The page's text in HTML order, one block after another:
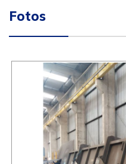
Fotos